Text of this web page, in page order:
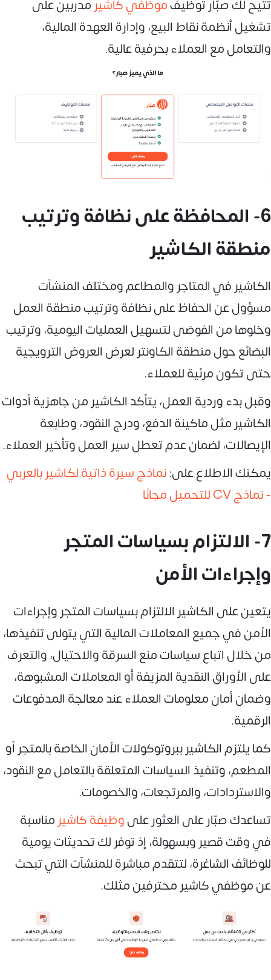
تتيح لك صبّار توظيفموظفي كاشير مدربين على
تشغيل أنظمة نقاط البيع، وإدارة العهدة المالية،
والتعامل مع العملاء بحرفية عالية.
6- المحافظة على نظافة وترتيب
منطقة الكاشير
الكاشير في المتاجر والمطاعم ومختلف المنشآت
مسؤول عن الحفاظ على نظافة وترتيب منطقة العمل
وخلوها من الفوضى لتسهيل العمليات اليومية، وترتيب
البضائع حول منطقة الكاونتر لعرض العروض الترويجية
حتى تكون مرئية للعملاء.
وقبل بدء وردية العمل، يتأكد الكاشير من جاهزية أدوات
الكاشير مثل ماكينة الدفع، ودرج النقود، وطابعة
الإيصالات، لضمان عدم تعطل سير العمل وتأخير العملاء.
يمكنك الاطلاع على:نماذج سيرة ذاتية لكاشير بالعربي
- نماذج CV للتحميل مجانًا
7- الالتزام بسياسات المتجر
وإجراءات الأمن
يتعين على الكاشير الالتزام بسياسات المتجر وإجراءات
الأمن في جميع المعاملات المالية التي يتولى تنفيذها،
من خلال اتباع سياسات منع السرقة والاحتيال، والتعرف
على الأوراق النقدية المزيفة أو المعاملات المشبوهة،
وضمان أمان معلومات العملاء عند معالجة المدفوعات
الرقمية.
كما يلتزم الكاشير ببروتوكولات الأمان الخاصة بالمتجر أو
المطعم، وتنفيذ السياسات المتعلقة بالتعامل مع النقود،
والاستردادات، والمرتجعات، والخصومات.
تساعدك صبّار على العثور علىوظيفة كاشير مناسبة
في وقت قصير وبسهولة، إذ توفر لك تحديثات يومية
للوظائف الشاغرة، لتتقدم مباشرة للمنشآت التي تبحث
عن موظفي كاشير محترفين مثلك.